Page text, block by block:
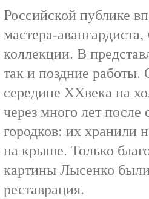
Российской публике
мастера-
коллекции. В
так и поздние работы.
середине XXвека на
через много лет
городков: их хранили
на крыше. Только
картины Лысенко
реставрация.